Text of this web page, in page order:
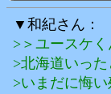
▼和紀さん：
>＞ユースケく
>北海道いっ
>いまだに悔